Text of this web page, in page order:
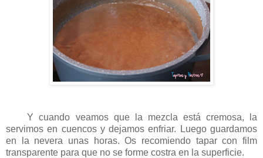
Y cuando veamos que la mezcla está cremosa, la
servimos en cuencos y dejamos enfriar. Luego guardamos
en la nevera unas horas. Os recomiendo tapar con film
transparente para que no se forme costra en la superficie.